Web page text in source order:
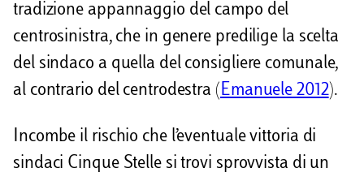
tradizione appannaggio del campo del
centrosinistra, che in genere predilige la scelta
del sindaco a quella del consigliere comunale,
al contrario del centrodestra (Emanuele 2012).
Incombe il rischio che l’eventuale vittoria di
sindaci Cinque Stelle si trovi sprovvista di un